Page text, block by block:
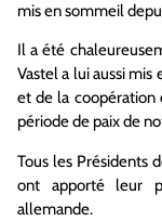
mis en sommeil
Il a été
Vastel a lui aussi mis
et de la coopération
période de paix de
Tous les Présidents
ont apporté leur
allemande.